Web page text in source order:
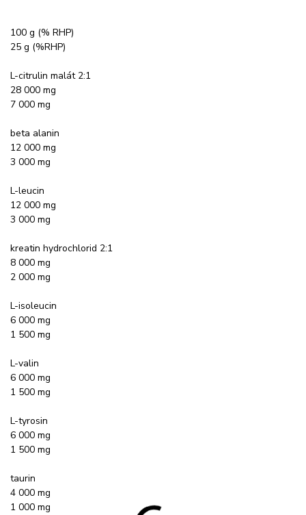
100 g (% RHP)
25 g (%RHP)
L-citrulin malát 2:1
28 000 mg
7 000 mg
beta alanin
12 000 mg
3 000 mg
L-leucin
12 000 mg
3 000 mg
kreatin hydrochlorid 2:1
8 000 mg
2 000 mg
L-isoleucin
6 000 mg
1 500 mg
L-valin
6 000 mg
1 500 mg
L-tyrosin
6 000 mg
1 500 mg
taurin
4 000 mg
1 000 mg